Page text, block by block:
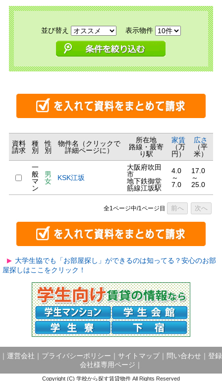
並び替え 表示物件
資料
請求
種
別
性
別
物件名（クリックで
詳細ページに）
所在地
路線・最寄
り駅
家賃
（万
円）
広さ
（平
米）
一
般
マ
ン
男
女
KSK江坂
大阪府吹田
市
地下鉄御堂
筋線江坂駅
4.0
～
7.0
17.0
～
25.0
全1ページ中/1ページ目 前へ 次へ
大学生協でも「お部屋探し」ができるのは知ってる？安心のお部
屋探しはここをクリック！
運営会社 プライバシーポリシー サイトマップ｜ 問い合わせ
登録
会社様専用ページ
Copyright (C) 学校から探す賃貸物件 All Rights Reserved